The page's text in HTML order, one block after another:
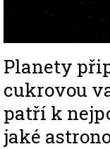
Planety
cukrovou
patří k
jaké